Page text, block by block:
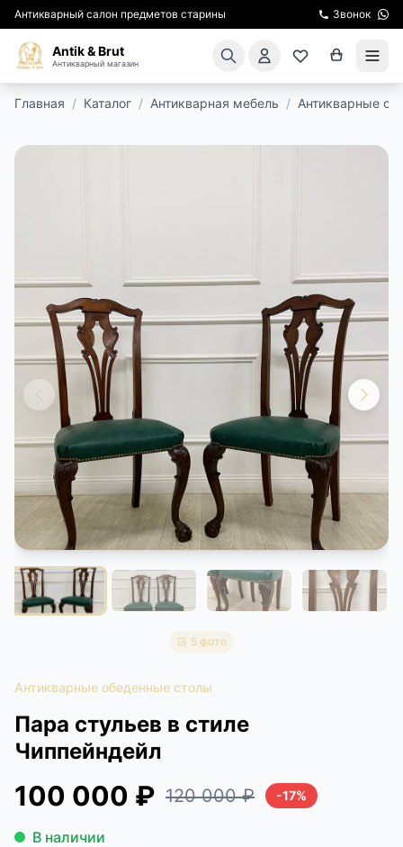
Антикварный салон предметов старины Звонок
Antik & Brut
Антикварный магазин
ЭКСКУРСИИ
РЕСТАВРАЦИЯ
КУРСЫ ПО РЕСТАВРАЦИИ
КОНТАКТЫ
ДОСТАВКА И ОПЛАТА
Главная / Каталог / Антикварная мебель / Антикварные
5 фото
Антикварные обеденные столы
Пара стульев в стиле
Чиппейндейл
100 000 ₽ 120 000 ₽ -17%
В наличии